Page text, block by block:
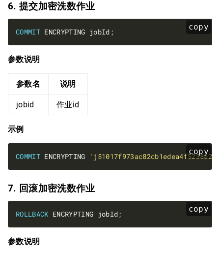
6. 提交加密洗数作业
copy
COMMIT
参数说明
参数名 说明
jobid 作业id
示例
copy
COMMIT ENCRYPTING
7. 回滚加密洗数作业
copy
ROLLBACK
参数说明